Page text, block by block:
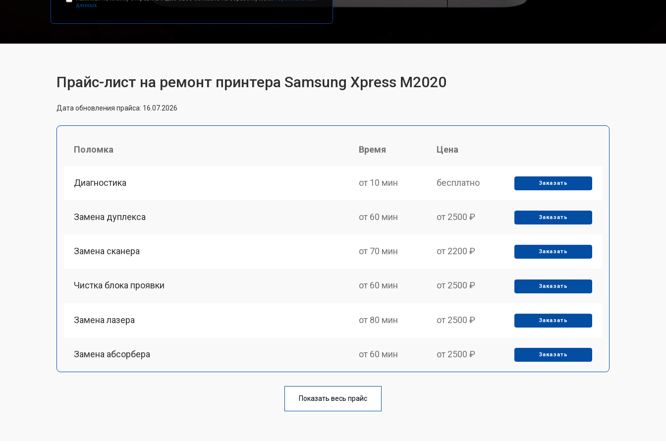
данных.
Прайс-лист на ремонт принтера Samsung Xpress M2020
Дата обновления прайса: 16.07.2026
Поломка Время Цена
Диагностика от 10 мин бесплатно Заказать
Замена дуплекса от 60 мин от 2500 ₽ Заказать
Замена сканера от 70 мин от 2200 ₽ Заказать
Чистка блока проявки от 60 мин от 2500 ₽ Заказать
Замена лазера от 80 мин от 2500 ₽ Заказать
Замена абсорбера от 60 мин от 2500 ₽ Заказать
от 100 мин
Показать весь прайс